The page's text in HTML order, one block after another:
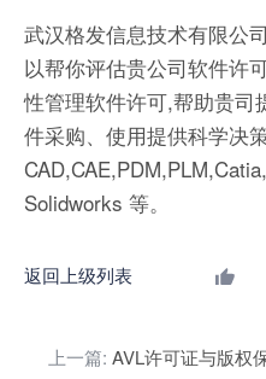
武汉格发信息技术有限公
以帮你评估贵公司软件许
性管理软件许可,帮助贵司
件采购、使用提供科学决
Solidworks 等。
返回上级列表
上一篇: AVL许可证与版权